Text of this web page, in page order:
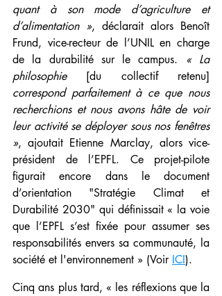
quant à son mode d’agriculture et
d’alimentation », déclarait alors Benoît
Frund, vice-recteur de l’UNIL en charge
de la durabilité sur le campus. « La
philosophie
correspond parfaitement à ce que nous
recherchions et nous avons hâte de voir
leur activité se déployer sous nos fenêtres
», ajoutait Etienne Marclay, alors vice-
président de l’EPFL. Ce projet-pilote
figurait encore dans le document
d’orientation "Stratégie Climat et
Durabilité 2030" qui définissait « la voie
que l’EPFL s’est fixée pour assumer ses
responsabilités envers sa communauté, la
société et l'environnement » (Voir ICI).
Cinq ans plus tard, « les réflexions que la